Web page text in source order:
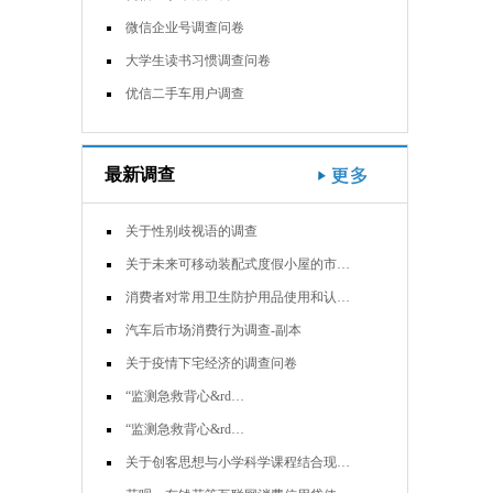
微信企业号调查问卷
大学生读书习惯调查问卷
优信二手车用户调查
最新调查
关于性别歧视语的调查
关于未来可移动装配式度假小屋的市…
消费者对常用卫生防护用品使用和认…
汽车后市场消费行为调查-副本
关于疫情下宅经济的调查问卷
“监测急救背心&rd…
“监测急救背心&rd…
关于创客思想与小学科学课程结合现…